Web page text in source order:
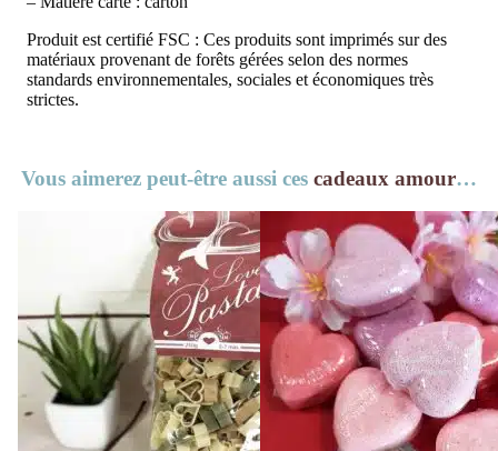
Produit est certifié FSC : Ces produits sont imprimés sur des
matériaux provenant de forêts gérées selon des normes
standards environnementales, sociales et économiques très
strictes.
Vous aimerez peut-être aussi ces cadeaux amour…